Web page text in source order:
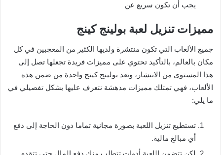
يجب أن تكون سريع عن
مميزات تنزيل لعبة بولينج كينج
جميع الألعاب التي تكون منتشرة ولديها الكثير من المعجبين في كل
مكان بالعالم، بالتأكيد تحتوي على مميزات فريدة تجعلها تصل إلى
هذا المستوى من الانتشار، وتعد بولينج كينج واحدة من ضمن هذه
الألعاب، فهي تمتلك مميزات مدهشة نتعرف عليها بشكل تفصيلي في
ما يلي:
تستطيع تنزيل اللعبة بصورة مجانية تماما دون الحاجة إلى دفع
أي مبالغ مالية.
لكن تتضمن اللعبة أدوات تتطلب منك دفع المال حتى تتقدم